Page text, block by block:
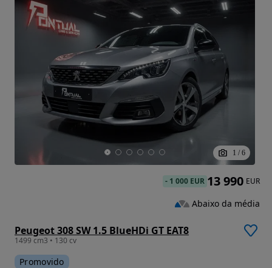
1 / 6
Peugeot 308 SW 1.5 BlueHDi GT EAT8
1499 cm3 • 130 cv
Promovido
- 1 000 EUR 13 990 EUR
Abaixo da média